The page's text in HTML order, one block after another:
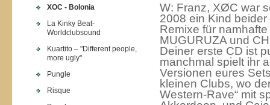
XOC - Bolonia
La Kinky Beat-
Worldclubsound
Kuartito – "Different people,
more ugly"
Pungle
Risque
W: Franz, XØC war
2008 ein Kind
Remixe für
MUGURUZA und
Deiner erste CD ist
manchmal spielt ihr
Versionen eures
kleinen Clubs, wo
Western-Rave“ mit